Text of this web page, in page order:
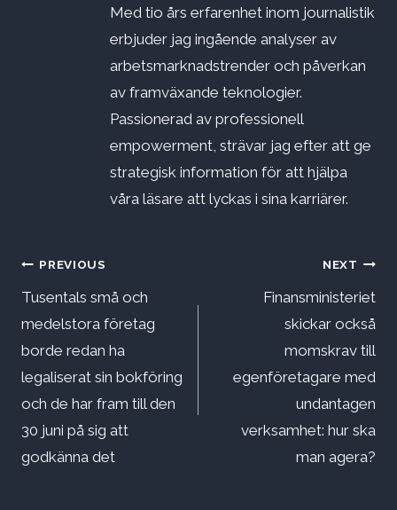
Med tio års erfarenhet inom journalistik
erbjuder jag ingående analyser av
arbetsmarknadstrender och påverkan
av framväxande teknologier.
Passionerad av professionell
empowerment, strävar jag efter att ge
strategisk information för att hjälpa
våra läsare att lyckas i sina karriärer.
Inläggsnavigering
PREVIOUS
Tusentals små och
medelstora företag
borde redan ha
legaliserat sin bokföring
och de har fram till den
30 juni på sig att
godkänna det
NEXT
Finansministeriet
skickar också
momskrav till
egenföretagare med
undantagen
verksamhet: hur ska
man agera?